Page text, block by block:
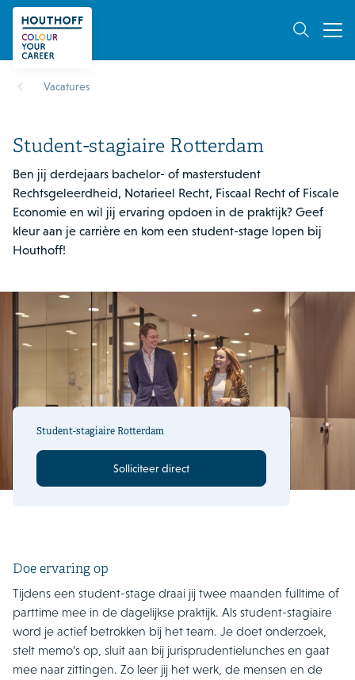
Vacatures
Student-stagiaire Rotterdam
Ben jij derdejaars bachelor- of masterstudent
Rechtsgeleerdheid, Notarieel Recht, Fiscaal Recht of Fiscale
Economie en wil jij ervaring opdoen in de praktijk? Geef
kleur aan je carrière en kom een student-stage lopen bij
Houthoff!
Student-stagiaire Rotterdam
Solliciteer direct
Doe ervaring op
Tijdens een student-stage draai jij twee maanden fulltime of
parttime mee in de dagelijkse praktijk. Als student-stagiaire
word je actief betrokken bij het team. Je doet onderzoek,
stelt memo’s op, sluit aan bij jurisprudentielunches en gaat
mee naar zittingen. Zo leer jij het werk, de mensen en de